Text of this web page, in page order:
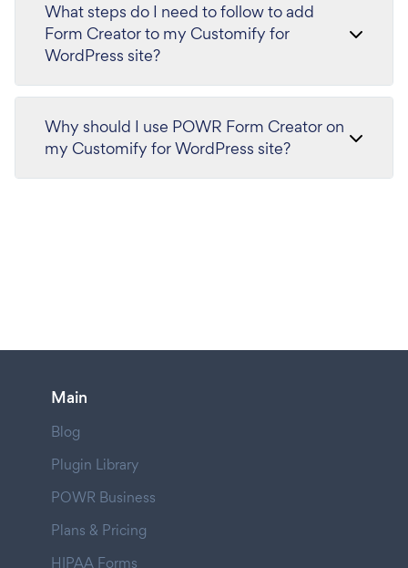
What steps do I need to follow to add
Form Creator to my Customify for
WordPress site?
Why should I use POWR Form Creator on
my Customify for WordPress site?
Main
Blog
Plugin Library
POWR Business
Plans & Pricing
HIPAA Forms